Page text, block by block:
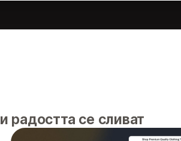
радостта се сливат